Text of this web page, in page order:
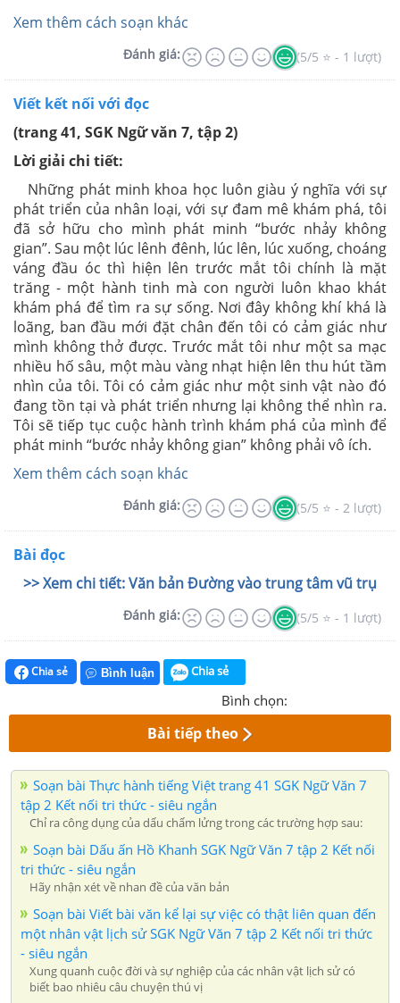
Xem thêm cách soạn khác
Đánh giá: (5/5 ⭐ - 1 lượt)
Viết kết nối với đọc
(trang 41, SGK Ngữ văn 7, tập 2)
Lời giải chi tiết:
Những phát minh khoa học luôn giàu ý nghĩa với sự
phát triển của nhân loại, với sự đam mê khám phá, tôi
đã sở hữu cho mình phát minh “bước nhảy không
gian”. Sau một lúc lênh đênh, lúc lên, lúc xuống, choáng
váng đầu óc thì hiện lên trước mắt tôi chính là mặt
trăng - một hành tinh mà con người luôn khao khát
khám phá để tìm ra sự sống. Nơi đây không khí khá là
loãng, ban đầu mới đặt chân đến tôi có cảm giác như
mình không thở được. Trước mắt tôi như một sa mạc
nhiều hố sâu, một màu vàng nhạt hiện lên thu hút tầm
nhìn của tôi. Tôi có cảm giác như một sinh vật nào đó
đang tồn tại và phát triển nhưng lại không thể nhìn ra.
Tôi sẽ tiếp tục cuộc hành trình khám phá của mình để
phát minh “bước nhảy không gian” không phải vô ích.
Xem thêm cách soạn khác
Đánh giá: (5/5 ⭐ - 2 lượt)
Bài đọc
>> Xem chi tiết: Văn bản Đường vào trung tâm vũ trụ
Đánh giá: (5/5 ⭐ - 1 lượt)
Chia sẻ Bình luận Chia sẻ
Bình chọn:
Bài tiếp theo
Soạn bài Thực hành tiếng Việt trang 41 SGK Ngữ Văn 7
tập 2 Kết nối tri thức - siêu ngắn
Chỉ ra công dụng của dấu chấm lửng trong các trường hợp sau:
Soạn bài Dấu ấn Hồ Khanh SGK Ngữ Văn 7 tập 2 Kết nối
tri thức - siêu ngắn
Hãy nhận xét về nhan đề của văn bản
Soạn bài Viết bài văn kể lại sự việc có thật liên quan đến
một nhân vật lịch sử SGK Ngữ Văn 7 tập 2 Kết nối tri thức
- siêu ngắn
Xung quanh cuộc đời và sự nghiệp của các nhân vật lịch sử có
biết bao nhiêu câu chuyện thú vị